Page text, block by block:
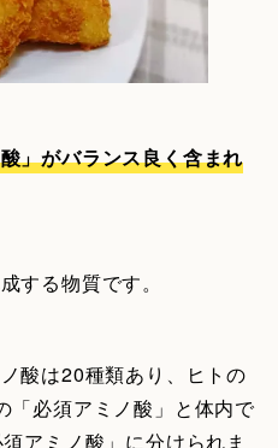
」がバランス良く含まれ
する物質です。
酸は20種類あり、ヒトの
「必須アミノ酸」と体内で
アミノ酸」に分けられま